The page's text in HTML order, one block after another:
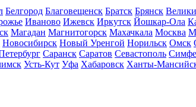
Белгород Благовещенск Братск Брянск
Иваново Ижевск Иркутск Йошкар-Ола
Магадан Магнитогорск Махачкала Москва
Новосибирск Новый Уренгой Норильск Омск
Саранск Саратов Севастополь
Усть-Кут Уфа Хабаровск Ханты-